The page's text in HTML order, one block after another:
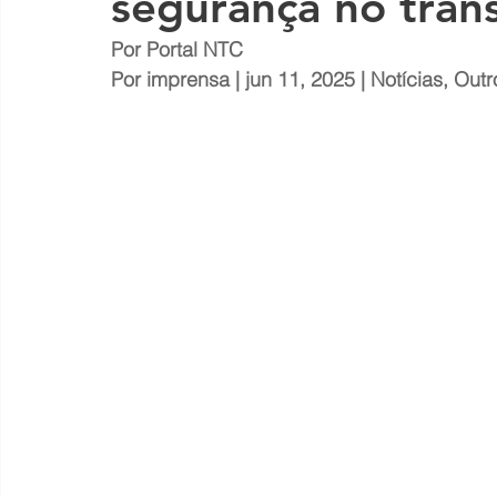
Por Portal NTC
Por imprensa | jun 11, 2025 | Notícias,